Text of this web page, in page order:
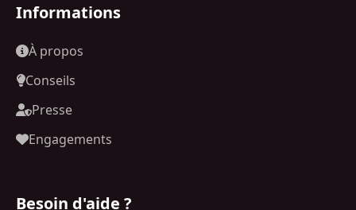
Informations
À propos
Conseils
Presse
Engagements
Besoin d'aide ?